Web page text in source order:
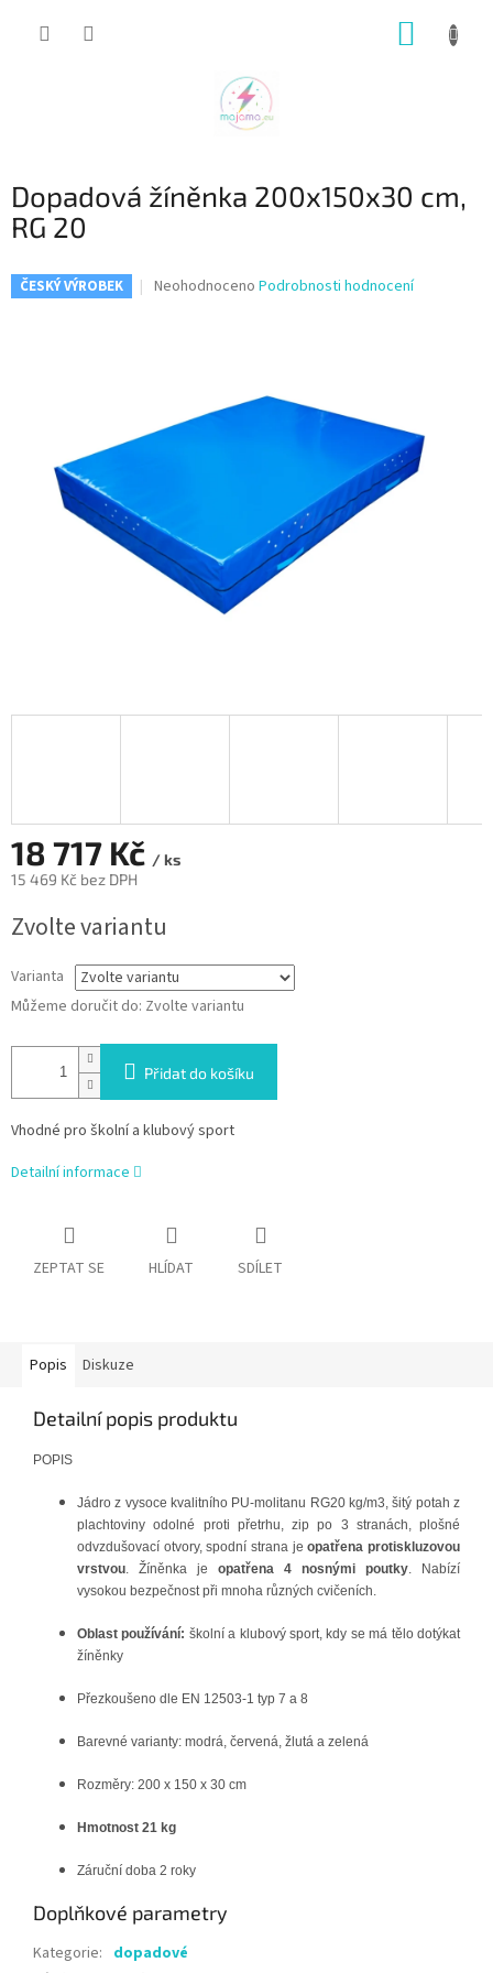
Dopadová žíněnka 200x150x30 cm,
RG 20
ČESKÝ VÝROBEK
Průměrné
hvězdiček.
Neohodnoceno Podrobnosti hodnocení
18 717 Kč / ks
15 469 Kč bez DPH
cena:
Zvolte variantu
Varianta
Můžeme doručit do: Zvolte variantu
Přidat do košíku
Vhodné pro školní a klubový sport
Detailní informace
ZEPTAT SE HLÍDAT SDÍLET
Popis Diskuze
Detailní popis produktu
POPIS
Jádro z vysoce kvalitního PU-molitanu RG20 kg/m3, šitý potah z
plachtoviny odolné proti přetrhu, zip po 3 stranách, plošné
odvzdušovací otvory, spodní strana jeopatřena protiskluzovou
vrstvou. Žíněnka je opatřena 4 nosnými poutky. Nabízí
vysokou bezpečnost při mnoha různých cvičeních.
Oblast používání: školní a klubový sport, kdy se má tělo dotýkat
žíněnky
Přezkoušeno dle EN 12503-1 typ 7 a 8
Barevné varianty: modrá, červená, žlutá a zelená
Rozměry: 200 x 150 x 30 cm
Hmotnost 21 kg
Záruční doba 2 roky
Doplňkové parametry
Kategorie: dopadové